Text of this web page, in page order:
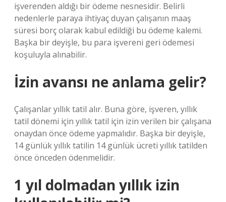
işverenden aldığı bir ödeme nesnesidir. Belirli
nedenlerle paraya ihtiyaç duyan çalışanın maaş
süresi borç olarak kabul edildiği bu ödeme kalemi.
Başka bir deyişle, bu para işvereni geri ödemesi
koşuluyla alınabilir.
İzin avansı ne anlama gelir?
Çalışanlar yıllık tatil alır. Buna göre, işveren, yıllık
tatil dönemi için yıllık tatil için izin verilen bir çalışana
onaydan önce ödeme yapmalıdır. Başka bir deyişle,
14 günlük yıllık tatilin 14 günlük ücreti yıllık tatilden
önce önceden ödenmelidir.
1 yıl dolmadan yıllık izin